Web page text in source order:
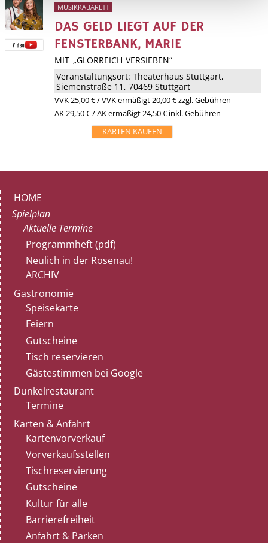
MUSIKKABARETT
DAS GELD LIEGT AUF DER
FENSTERBANK, MARIE
MIT „GLORREICH VERSIEBEN“
Veranstaltungsort:Theaterhaus Stuttgart,
Siemenstraße 11, 70469 Stuttgart
VVK25,00 €/ VVK ermäßigt 20,00 € zzgl. Gebühren
AK 29,50 € / AK ermäßigt 24,50 € inkl. Gebühren
KARTEN KAUFEN
HOME
Spielplan
Aktuelle Termine
Programmheft (pdf)
Neulich in der Rosenau!
ARCHIV
Gastronomie
Speisekarte
Feiern
Gutscheine
Tisch reservieren
Gästestimmen bei Google
Dunkelrestaurant
Termine
Karten & Anfahrt
Kartenvorverkauf
Vorverkaufsstellen
Tischreservierung
Gutscheine
Kultur für alle
Barrierefreiheit
Anfahrt & Parken